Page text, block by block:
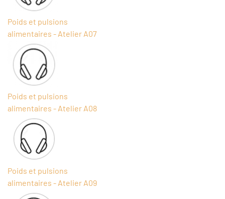
Poids et pulsions
alimentaires - Atelier A07
Poids et pulsions
alimentaires - Atelier A08
Poids et pulsions
alimentaires - Atelier A09